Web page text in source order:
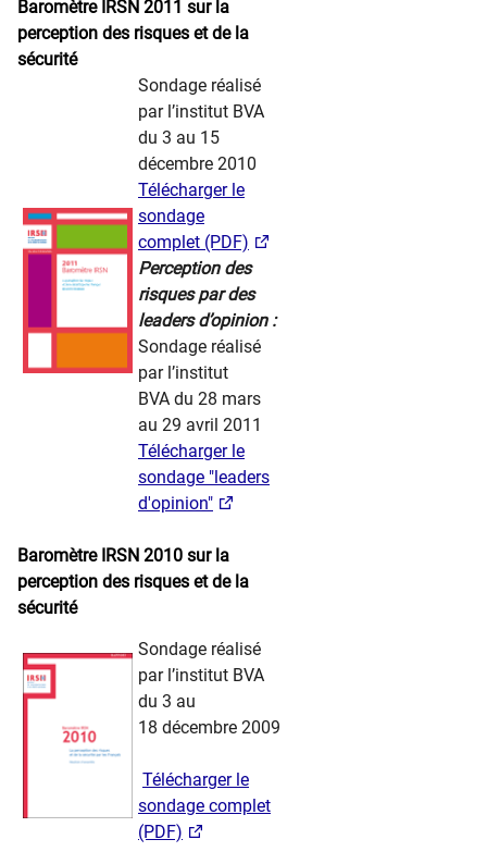
Baromètre IRSN 2011 sur la
perception des risques et de la
sécurité
​Sondage réalisé
par l’institut BVA
du 3 au 15
décembre 2010
Télécharger le
sondage
complet (PDF)
Perception des
risques par des
leaders d’opinion :
Sondage réalisé
par l’institut
BVA du 28 mars
au 29 avril 2011
Télécharger le
sondage "leaders
d'opinion"
Baromètre IRSN 2010 sur la
perception des risques et de la
sécurité
Sondage réalisé
par l’institut BVA
du 3 au
18 décembre 2009
Télécharger le
sondage complet
(PDF)